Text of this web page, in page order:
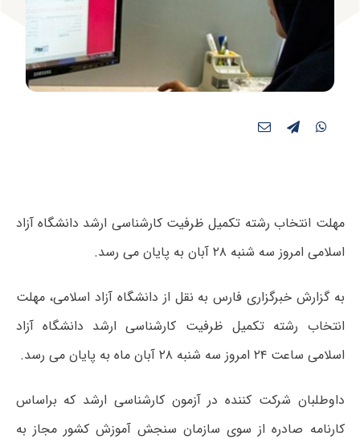
مهلت انتخاب رشته تکمیل ظرفیت کارشناسی ارشد دانشگاه آزاد
اسلامی امروز سه شنبه ۲۸ آبان به پایان می رسد.
به گزارش خبرگزاری فارس به نقل از دانشگاه آزاد اسلامی، مهلت
انتخاب رشته تکمیل ظرفیت کارشناسی ارشد دانشگاه آزاد
اسلامی ساعت ۲۴ امروز سه شنبه ۲۸ آبان ماه به پایان می رسد.
داوطلبان شرکت کننده در آزمون کارشناسی ارشد که براساس
کارنامه صادره از سوی سازمان سنجش آموزش کشور مجاز به